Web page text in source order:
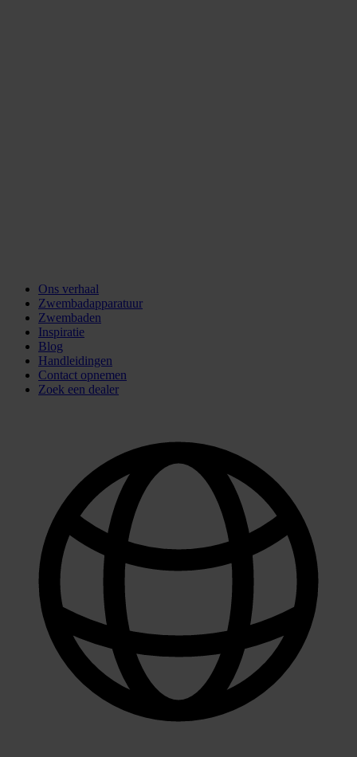
Ons verhaal
Zwembadapparatuur
Zwembaden
Inspiratie
Blog
Handleidingen
Contact opnemen
Zoek een dealer